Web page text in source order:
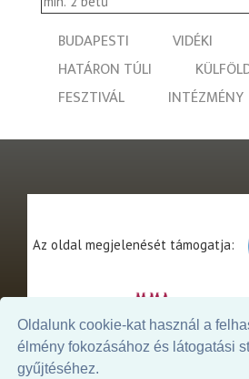
Oldalunk cookie-kat használ a
élmény fokozásához és látogatási
gyűjtéséhez.
BUDAPESTI VIDÉKI
HATÁRON TÚLI
FESZTIVÁL
INTÉZMÉNY
Az oldal megjelenését támogatja: